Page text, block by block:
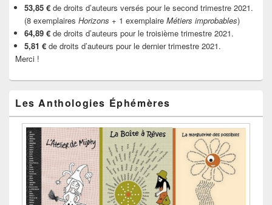
53,85 € de droits d’auteurs versés pour le second trimestre 2021.
(8 exemplaires Horizons + 1 exemplaire Métiers improbables)
64,89 € de droits d’auteurs pour le troisième trimestre 2021.
5,81 € de droits d’auteurs pour le dernier trimestre 2021.
Merci !
Les Anthologies Éphémères